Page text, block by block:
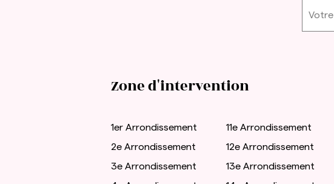
Zone d'intervention
1er Arrondissement
2e Arrondissement
3e Arrondissement
11e Arrondissement
12e Arrondissement
13e Arrondissement